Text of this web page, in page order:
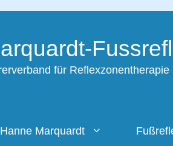
für Reflexzonentherapie
Hanne Marquardt